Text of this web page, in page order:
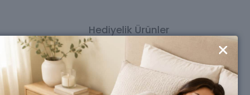
Hediyelik Ürünler
Kız Bebek Hediyesi
Erkek Bebek Hediyesi
Premium Bebek Hediyesi
Ahşap Oyuncak Bebek Beşikleri